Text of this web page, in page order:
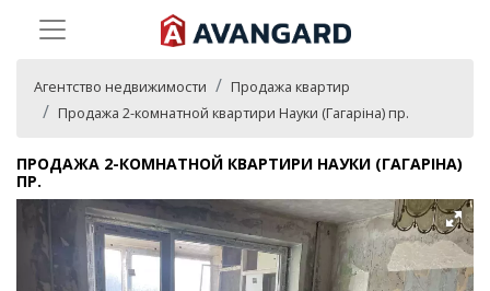
Агентство недвижимости
Продажа квартир
Продажа 2-комнатной квартири Науки (Гагаріна) пр.
ПРОДАЖА 2-КОМНАТНОЙ КВАРТИРИ НАУКИ (ГАГАРІНА)
ПР.